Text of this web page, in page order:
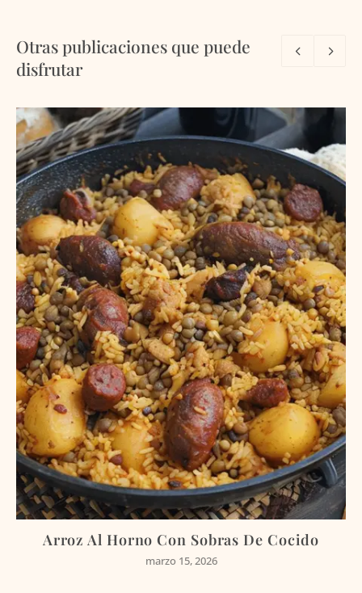
Otras publicaciones que puede
disfrutar
Arroz Al Horno Con Sobras De Cocido
marzo 15, 2026